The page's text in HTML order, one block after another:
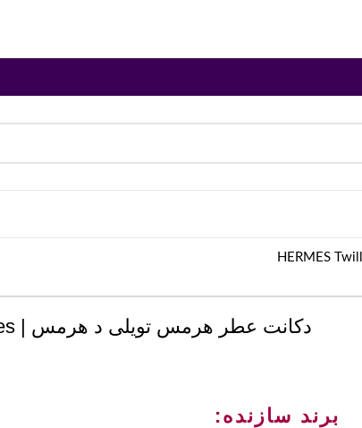
دکانت عطر هرمس تویلی د هرمس | HERMES Twilly d’Hermes
برند سازنده: